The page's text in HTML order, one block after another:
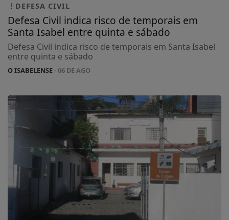
DEFESA CIVIL
Defesa Civil indica risco de temporais em
Santa Isabel entre quinta e sábado
Defesa Civil indica risco de temporais em Santa Isabel
entre quinta e sábado
O ISABELENSE- 06 DE AGO